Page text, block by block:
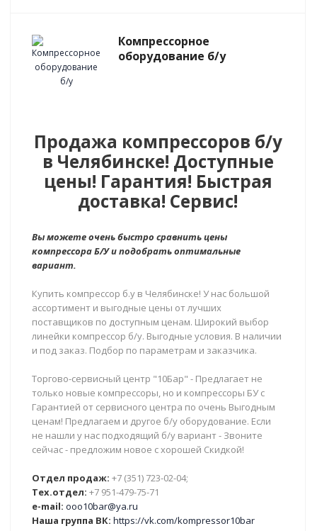
Компрессорное
оборудование б/у
Продажа компрессоров б/у
в Челябинске! Доступные
цены! Гарантия! Быстрая
доставка! Сервис!
Вы можете очень быстро сравнить цены
компрессора Б/У и подобрать оптимальные
вариант.
Купить компрессор б.у в Челябинске! У нас большой
ассортимент и выгодные цены от лучших
поставщиков по доступным ценам. Широкий выбор
линейки компрессор б/у. Выгодные условия. В наличии
и под заказ. Подбор по параметрам и заказчика.
Торгово-сервисный центр "10Бар" - Предлагает не
только новые компрессоры, но и компрессоры БУ с
Гарантией от сервисного центра по очень Выгодным
ценам! Предлагаем и другое б/у оборудование. Если
не нашли у нас подходящий б/у вариант - Звоните
сейчас - предложим новое с хорошей Скидкой!
Отдел продаж: +7 (351) 723-02-04;
Тех.отдел: +7 951-479-75-71
e-mail: ooo10bar@ya.ru
Наша группа ВК: https://vk.com/kompressor10bar